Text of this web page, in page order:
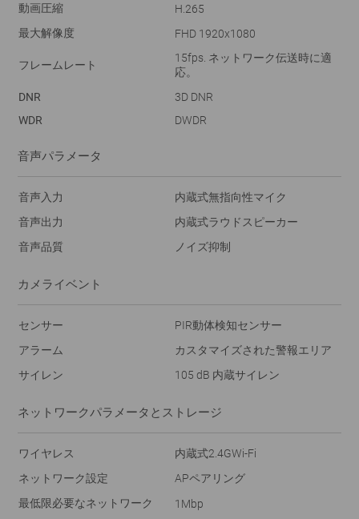
動画圧縮
H.265
最大解像度
FHD 1920x1080
フレームレート
15fps. ネットワーク伝送時に適
応。
DNR
3D DNR
WDR
DWDR
音声パラメータ
音声入力
内蔵式無指向性マイク
音声出力
内蔵式ラウドスピーカー
音声品質
ノイズ抑制
カメライベント
センサー
PIR動体検知センサー
アラーム
カスタマイズされた警報エリア
サイレン
105 dB 内蔵サイレン
ネットワークパラメータとストレージ
ワイヤレス
内蔵式2.4GWi-Fi
ネットワーク設定
APペアリング
最低限必要なネットワーク
1Mbp